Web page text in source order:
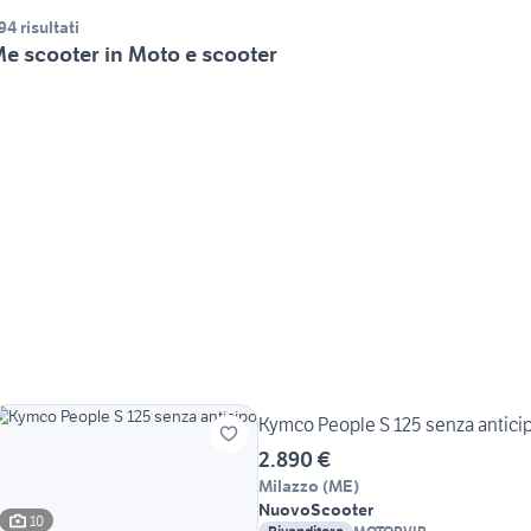
risultati
scooter in Moto e scooter
10
Kymco People S 125 senza
2.890 €
Milazzo (ME)
NuovoScooter